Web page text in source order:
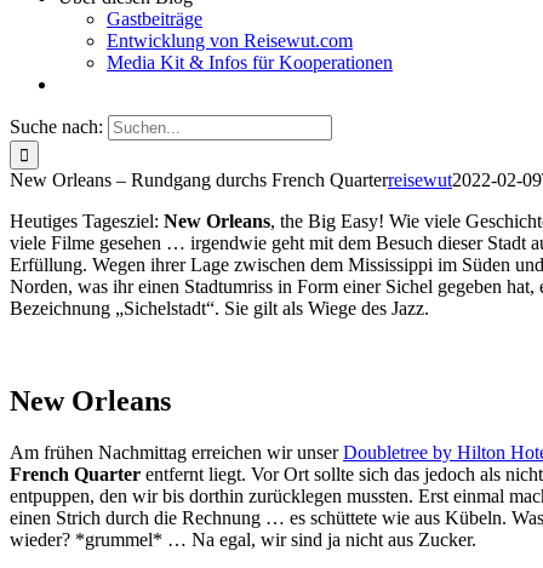
Gastbeiträge
Entwicklung von Reisewut.com
Media Kit & Infos für Kooperationen
Suche nach:
New Orleans – Rundgang durchs French Quarterreisewut2022-02-
Heutiges Tagesziel: New Orleans, the Big Easy! Wie viele
viele Filme gesehen … irgendwie geht mit dem Besuch dieser Stadt
Erfüllung. Wegen ihrer Lage zwischen dem Mississippi im Süden
Norden, was ihr einen Stadtumriss in Form einer Sichel gegeben
Bezeichnung „Sichelstadt“. Sie gilt als Wiege des Jazz.
New Orleans
Am frühen Nachmittag erreichen wir unserDoubletree by Hilton
French Quarter entfernt liegt. Vor Ort sollte sich das jedoch als
entpuppen, den wir bis dorthin zurücklegen mussten. Erst einmal
einen Strich durch die Rechnung … es schüttete wie aus Kübeln.
wieder? *grummel* … Na egal, wir sind ja nicht aus Zucker.